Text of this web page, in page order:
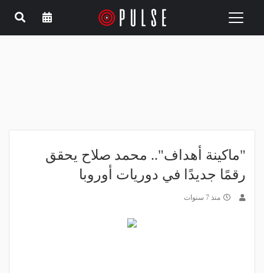
Toggle
"ماكينة أهداف".. محمد صلاح يحقق
رقمًا جديدًا في دوريات أوروبا
منذ 7 سنوات